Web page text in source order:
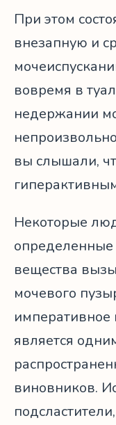
При этом
внезапную и
вовремя в
недержании
вы слышали,
Некоторые
вещества
мочевого
является
виновников.